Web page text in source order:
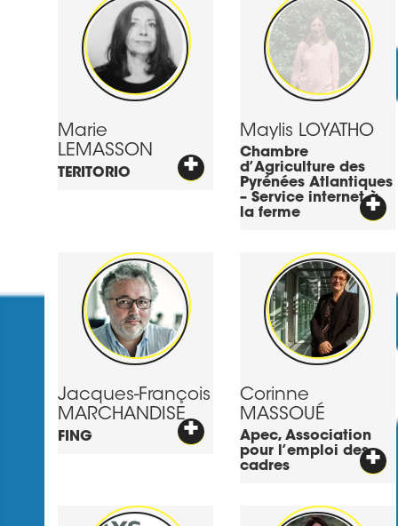
Marie
LEMASSON
TERITORIO +
Maylis LOYATHO
Chambre
d’Agriculture des
Pyrénées Atlantiques
– Service internet à
la ferme
+
Jacques-François
MARCHANDISE
FING +
Corinne
MASSOUÉ
Apec, Association
pour l’emploi des
cadres
+